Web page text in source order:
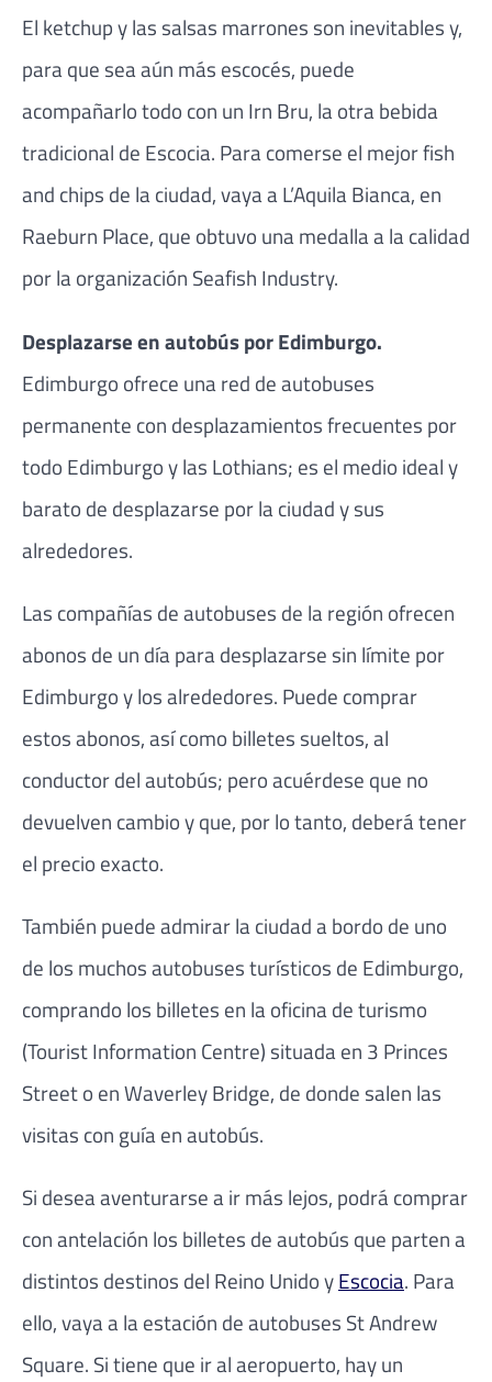
El ketchup y las salsas marrones son inevitables y,
para que sea aún más escocés, puede
acompañarlo todo con un Irn Bru, la otra bebida
tradicional de Escocia. Para comerse el mejor fish
and chips de la ciudad, vaya a L’Aquila Bianca, en
Raeburn Place, que obtuvo una medalla a la calidad
por la organización Seafish Industry.
Desplazarse en autobús por Edimburgo.
Edimburgo ofrece una red de autobuses
permanente con desplazamientos frecuentes por
todo Edimburgo y las Lothians; es el medio ideal y
barato de desplazarse por la ciudad y sus
alrededores.
Las compañías de autobuses de la región ofrecen
abonos de un día para desplazarse sin límite por
Edimburgo y los alrededores. Puede comprar
estos abonos, así como billetes sueltos, al
conductor del autobús; pero acuérdese que no
devuelven cambio y que, por lo tanto, deberá tener
el precio exacto.
También puede admirar la ciudad a bordo de uno
de los muchos autobuses turísticos de Edimburgo,
comprando los billetes en la oficina de turismo
(Tourist Information Centre) situada en 3 Princes
Street o en Waverley Bridge, de donde salen las
visitas con guía en autobús.
Si desea aventurarse a ir más lejos, podrá comprar
con antelación los billetes de autobús que parten a
distintos destinos del Reino Unido yEscocia. Para
ello, vaya a la estación de autobuses St Andrew
Square. Si tiene que ir al aeropuerto, hay un